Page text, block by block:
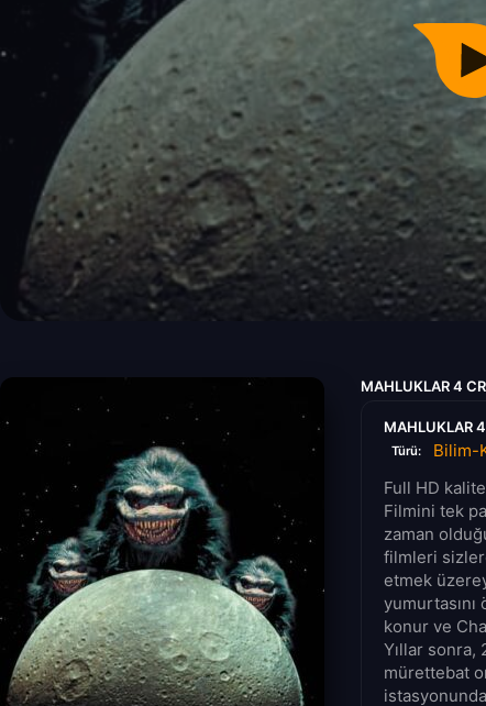
MAHLUKLAR 4
MAHLUKLAR
Türü: Bilim-
Full HD
Filmini tek
zaman
filmleri
etmek
konur ve
Yıllar sonra,
mürettebat